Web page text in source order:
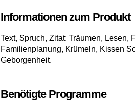
Informationen zum Produkt
Text, Spruch, Zitat: Träumen, Lesen,
Familienplanung, Krümeln, Kissen
Geborgenheit.
Benötigte Programme